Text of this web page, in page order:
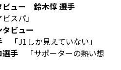
ビュー 鈴木惇 選手
スパ」
ビュー
「J1しか見えていない」
選手 「サポーターの熱い想